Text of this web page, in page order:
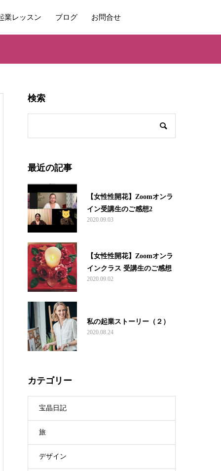
業レッスン ブログ お問合せ
検索
最近の記事
【女性性開花】Zoomオンラ
イン受講生のご感想2
2020.09.03
【女性性開花】Zoomオンラ
インクラス 受講生のご感想
2020.09.02
私の起業ストーリー（２）
2020.08.24
カテゴリー
宝晶日記
旅
デザイン